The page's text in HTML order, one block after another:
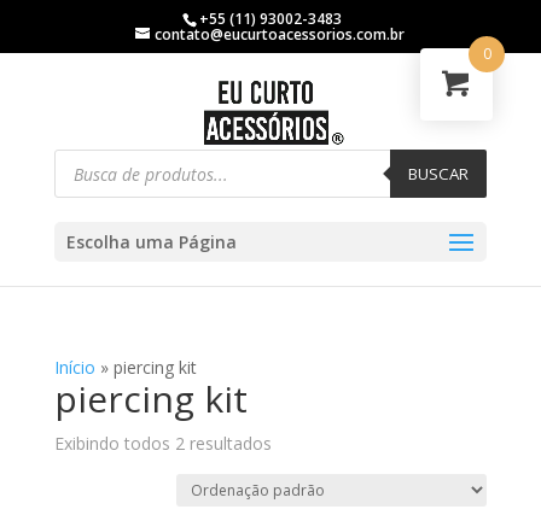
+55 (11) 93002-3483
contato@eucurtoacessorios.com.br
BUSCAR
Escolha uma Página
Início » piercing kit
piercing kit
Exibindo todos 2 resultados
0